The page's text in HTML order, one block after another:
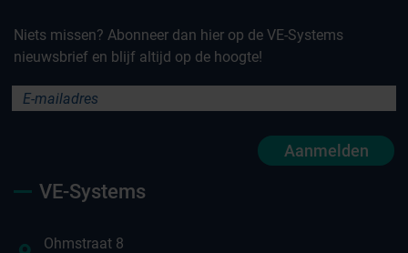
Niets missen? Abonneer dan hier op de VE-Systems
nieuwsbrief en blijf altijd op de hoogte!
Aanmelden
VE-Systems
Ohmstraat 8